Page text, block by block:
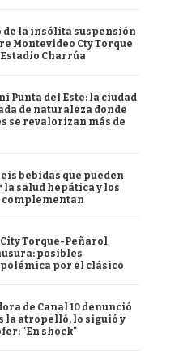
de la insólita suspensión
Montevideo Cty Torque
Charrúa
Punta del Este: la ciudad
de naturaleza donde
se revalorizan más de
bebidas que pueden
la salud hepática y los
complementan
Torque-Peñarol
posibles
por el clásico
de Canal 10 denunció
la atropelló, lo siguió y
"En shock"